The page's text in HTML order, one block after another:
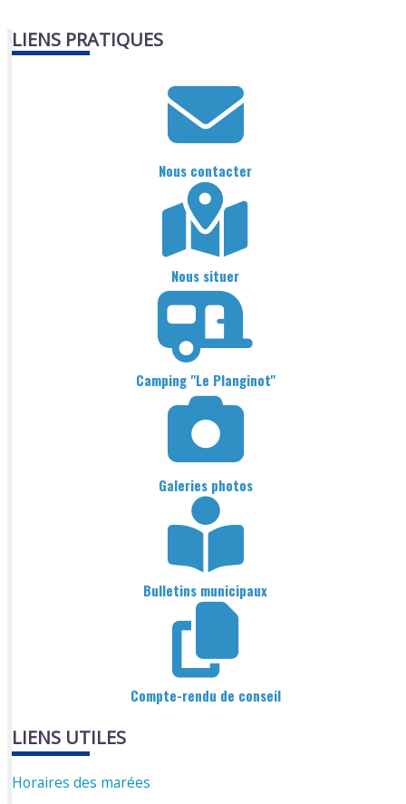
LIENS PRATIQUES
Nous contacter
Nous situer
Camping "Le Planginot"
Galeries photos
Bulletins municipaux
Compte-rendu de conseil
LIENS UTILES
Horaires des marées